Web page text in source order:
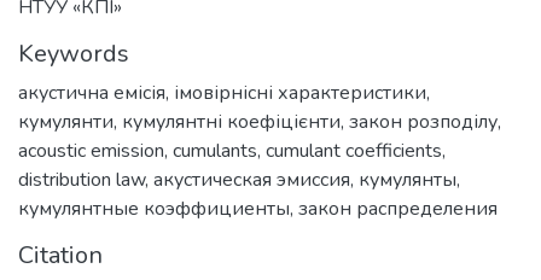
НТУУ «КПІ»
Keywords
акустична емісія, імовірнісні характеристики,
кумулянти, кумулянтні коефіцієнти, закон розподілу,
acoustic emission, cumulants, cumulant coefficients,
distribution law, акустическая эмиссия, кумулянты,
кумулянтные коэффициенты, закон распределения
Citation